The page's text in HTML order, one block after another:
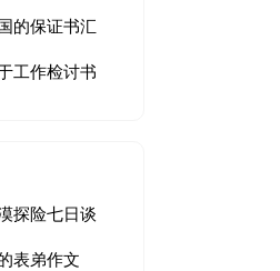
6篇
的保证书汇
篇
工作检讨书
探险七日谈
表弟作文